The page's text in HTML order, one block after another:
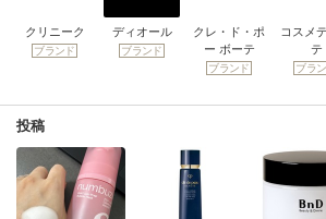
クリニーク
ブランド
ディオール
ブランド
クレ・ド・ポ
ー ボーテ
ブランド
コスメ
テ
ブラ
投稿